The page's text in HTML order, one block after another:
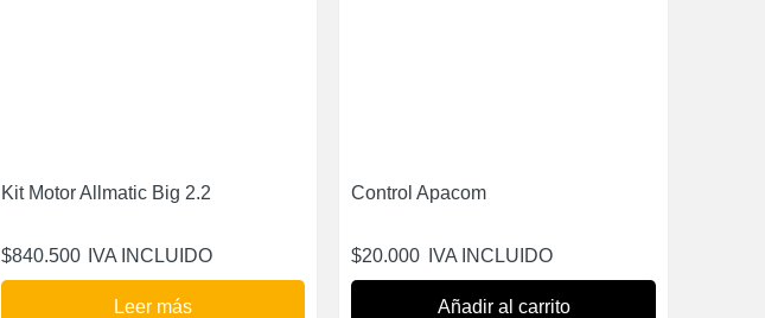
Kit Motor Allmatic Big 2.2
$840.500 IVA INCLUIDO
Leer más
Control Apacom
$20.000 IVA INCLUIDO
Añadir al carrito